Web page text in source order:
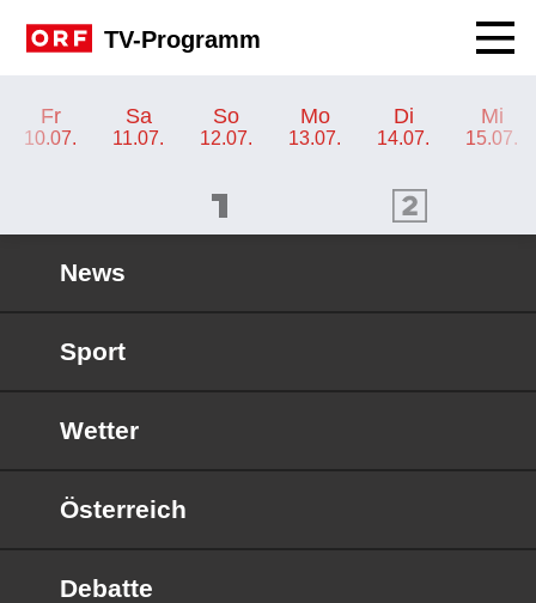
TV-Programm
Fr
10.07.
Sa
11.07.
So
12.07.
Mo
13.07.
Di
14.07.
Mi
15.07.
ORF 2 Programm
News
Sport
Wetter
Österreich
Debatte